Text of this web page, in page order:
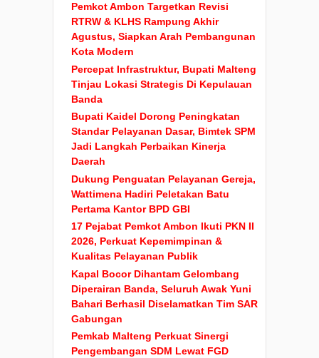
Pemkot Ambon Targetkan Revisi
RTRW & KLHS Rampung Akhir
Agustus, Siapkan Arah Pembangunan
Kota Modern
Percepat Infrastruktur, Bupati Malteng
Tinjau Lokasi Strategis Di Kepulauan
Banda
Bupati Kaidel Dorong Peningkatan
Standar Pelayanan Dasar, Bimtek SPM
Jadi Langkah Perbaikan Kinerja
Daerah
Dukung Penguatan Pelayanan Gereja,
Wattimena Hadiri Peletakan Batu
Pertama Kantor BPD GBI
17 Pejabat Pemkot Ambon Ikuti PKN II
2026, Perkuat Kepemimpinan &
Kualitas Pelayanan Publik
Kapal Bocor Dihantam Gelombang
Diperairan Banda, Seluruh Awak Yuni
Bahari Berhasil Diselamatkan Tim SAR
Gabungan
Pemkab Malteng Perkuat Sinergi
Pengembangan SDM Lewat FGD